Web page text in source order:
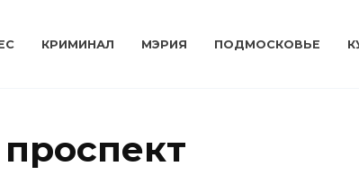
КРИМИНАЛ МЭРИЯ ПОДМОСКОВЬЕ